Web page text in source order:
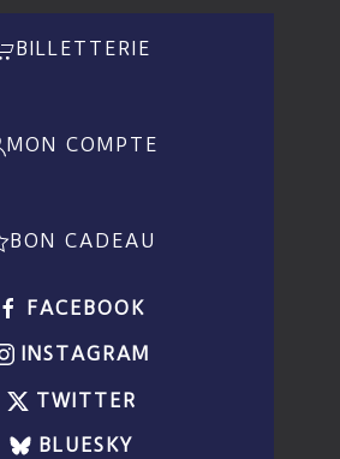
BILLETTERIE
MON COMPTE
BON CADEAU
FACEBOOK
INSTAGRAM
TWITTER
BLUESKY